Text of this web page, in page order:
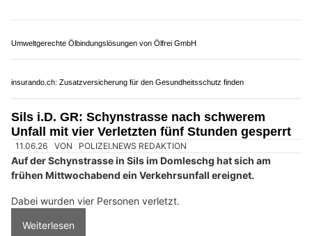
Umweltgerechte Ölbindungslösungen von Ölfrei GmbH